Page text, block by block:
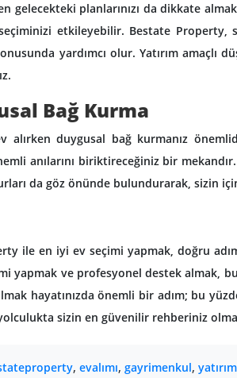
gelecekteki planlarınızı da dikkate
etkileyebilir. Bestate Property,
yardımcı olur. Yatırım amaçlı
Bağ Kurma
alırken duygusal bağ kurmanız
anılarını biriktireceğiniz bir
da göz önünde bulundurarak, sizin
ile en iyi ev seçimi yapmak, doğru
yapmak ve profesyonel destek almak,
hayatınızda önemli bir adım; bu
sizin en güvenilir rehberiniz
, evalımı, gayrimenkul,